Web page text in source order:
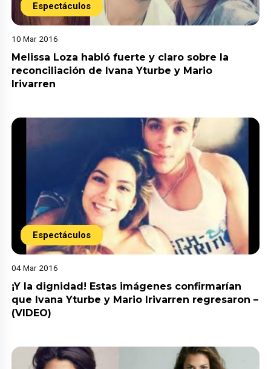
Espectáculos
10 Mar 2016
Melissa Loza habló fuerte y claro sobre la
reconciliación de Ivana Yturbe y Mario
Irivarren
Espectáculos
04 Mar 2016
¡Y la dignidad! Estas imágenes confirmarían
que Ivana Yturbe y Mario Irivarren regresaron –
(VIDEO)